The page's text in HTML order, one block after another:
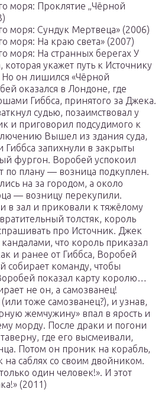
моря: Проклятие „Чёрной
моря: Сундук Мертвеца» (2006)
моря: На краю света» (2007)
моря: На странных берегах У
которая укажет путь к Источнику
Но он лишился «Чёрной
оказался в Лондоне, где
Гиббса, принятого за Джека.
судью, позаимствовал у
и приговорил подсудимого к
Вышел из здания суда,
Гиббса запихнули в закрыты
фургон. Воробей успокоил
по плану — возница подкуплен.
на за городом, а около
— возницу перекупили.
в зал и приковали к тяжёлому
толстяк, король
про Источник. Джек
что король приказал
и ранее от Гиббса, Воробей
собирает команду, чтобы
показал карту королю…
не он, а самозванец!
тоже самозванец?), и узнав,
жемчужину» впал в ярость и
морду. После драки и погони
где его высмеивали,
Потом он проник на корабль,
на саблях со своим двойником.
один человек!». И этот
(2011)